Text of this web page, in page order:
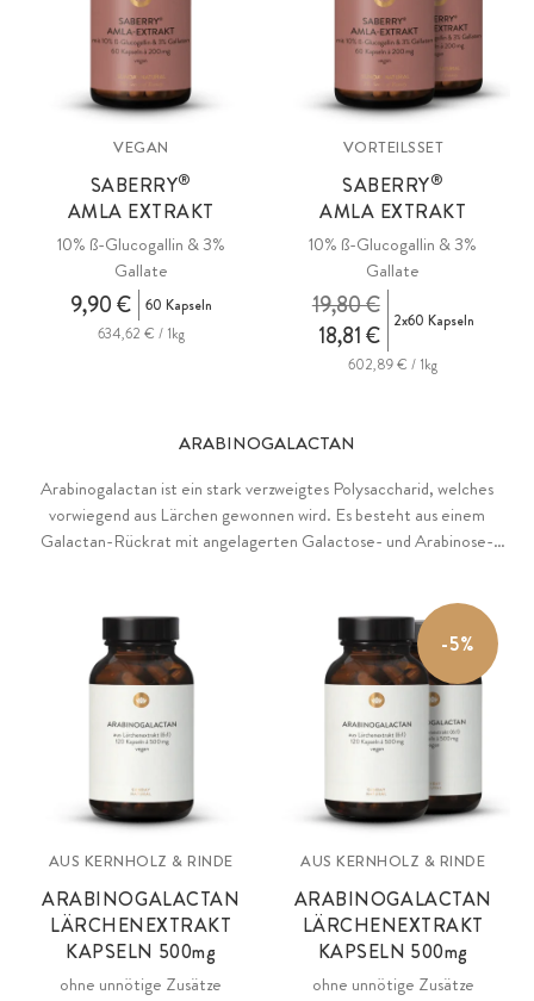
VEGAN
SABERRY®
AMLA EXTRAKT
10% ß-Glucogallin & 3%
Gallate
9,90 €
60 Kapseln
634,62 € / 1kg
VORTEILSSET
SABERRY®
AMLA EXTRAKT
10% ß-Glucogallin & 3%
Gallate
18,81 €
19,80 € 2x60 Kapseln
602,89 € / 1kg
ARABINOGALACTAN
Arabinogalactan ist ein stark verzweigtes Polysaccharid, welches
vorwiegend aus Lärchen gewonnen wird. Es besteht aus einem
Galactan-Rückrat mit angelagerten Galactose- und Arabinose-
Polyphenolspektrum.
AUS KERNHOLZ & RINDE
ARABINOGALACTAN
LÄRCHENEXTRAKT
KAPSELN 500mg
ohne unnötige Zusätze
-5%
AUS KERNHOLZ & RINDE
ARABINOGALACTAN
LÄRCHENEXTRAKT
KAPSELN 500mg
ohne unnötige Zusätze